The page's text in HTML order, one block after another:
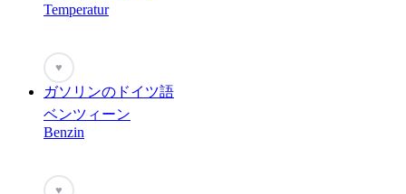
Temperatur
♥
ガソリンのドイツ語
ベンツィーン
Benzin
♥